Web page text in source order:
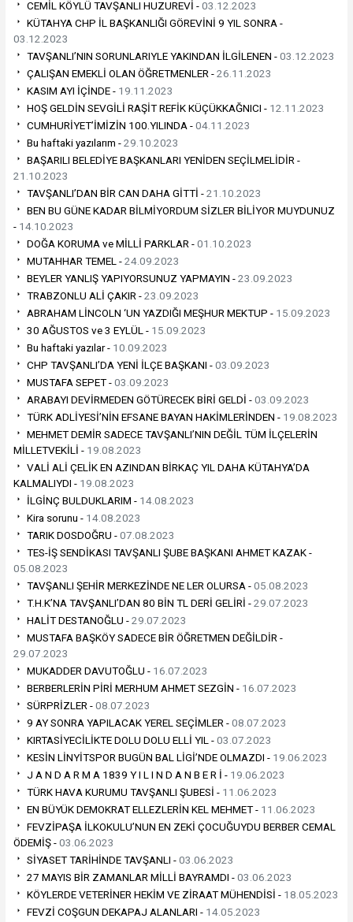
CEMİL KÖYLÜ TAVŞANLI HUZUREVİ -03.12.2023
KÜTAHYA CHP İL BAŞKANLIĞI GÖREVİNİ 9 YIL SONRA -
03.12.2023
TAVŞANLI’NIN SORUNLARIYLE YAKINDAN İLGİLENEN -03.12.2023
ÇALIŞAN EMEKLİ OLAN ÖĞRETMENLER -26.11.2023
KASIM AYI İÇİNDE - 19.11.2023
HOŞ GELDİN SEVGİLİ RAŞİT REFİK KÜÇÜKKAĞNICI - 12.11.2023
CUMHURİYET’İMİZİN 100.YILINDA -04.11.2023
Bu haftaki yazılarım -29.10.2023
BAŞARILI BELEDİYE BAŞKANLARI YENİDEN SEÇİLMELİDİR -
21.10.2023
TAVŞANLI’DAN BİR CAN DAHA GİTTİ -21.10.2023
BEN BU GÜNE KADAR BİLMİYORDUM SİZLER BİLİYOR MUYDUNUZ
- 14.10.2023
DOĞA KORUMA ve MİLLİ PARKLAR -01.10.2023
MUTAHHAR TEMEL -24.09.2023
BEYLER YANLIŞ YAPIYORSUNUZ YAPMAYIN -23.09.2023
TRABZONLU ALİ ÇAKIR -23.09.2023
ABRAHAM LİNCOLN ‘UN YAZDIĞI MEŞHUR MEKTUP - 15.09.2023
30 AĞUSTOS ve 3 EYLÜL - 15.09.2023
Bu haftaki yazılar - 10.09.2023
CHP TAVŞANLI’DA YENİ İLÇE BAŞKANI -03.09.2023
MUSTAFA SEPET -03.09.2023
ARABAYI DEVİRMEDEN GÖTÜRECEK BİRİ GELDİ -03.09.2023
TÜRK ADLİYESİ’NİN EFSANE BAYAN HAKİMLERİNDEN - 19.08.2023
MEHMET DEMİR SADECE TAVŞANLI’NIN DEĞİL TÜM İLÇELERİN
MİLLETVEKİLİ - 19.08.2023
VALİ ALİ ÇELİK EN AZINDAN BİRKAÇ YIL DAHA KÜTAHYA’DA
KALMALIYDI - 19.08.2023
İLGİNÇ BULDUKLARIM - 14.08.2023
Kira sorunu - 14.08.2023
TARIK DOSDOĞRU -07.08.2023
TES-İŞ SENDİKASI TAVŞANLI ŞUBE BAŞKANI AHMET KAZAK -
05.08.2023
TAVŞANLI ŞEHİR MERKEZİNDE NE LER OLURSA -05.08.2023
T.H.K’NA TAVŞANLI’DAN 80 BİN TL DERİ GELİRİ -29.07.2023
HALİT DESTANOĞLU -29.07.2023
MUSTAFA BAŞKÖY SADECE BİR ÖĞRETMEN DEĞİLDİR -
29.07.2023
MUKADDER DAVUTOĞLU - 16.07.2023
BERBERLERİN PİRİ MERHUM AHMET SEZGİN - 16.07.2023
SÜRPRİZLER -08.07.2023
9 AY SONRA YAPILACAK YEREL SEÇİMLER -08.07.2023
KIRTASİYECİLİKTE DOLU DOLU ELLİ YIL -03.07.2023
KESİN LİNYİTSPOR BUGÜN BAL LİGİ’NDE OLMAZDI - 19.06.2023
J A N D A R M A 1839 Y I L I N D A N B E R İ - 19.06.2023
TÜRK HAVA KURUMU TAVŞANLI ŞUBESİ - 11.06.2023
EN BÜYÜK DEMOKRAT ELLEZLERİN KEL MEHMET - 11.06.2023
FEVZİPAŞA İLKOKULU’NUN EN ZEKİ ÇOCUĞUYDU BERBER CEMAL
ÖDEMİŞ -03.06.2023
SİYASET TARİHİNDE TAVŞANLI -03.06.2023
27 MAYIS BİR ZAMANLAR MİLLİ BAYRAMDI -03.06.2023
KÖYLERDE VETERİNER HEKİM VE ZİRAAT MÜHENDİSİ - 18.05.2023
FEVZİ COŞGUN DEKAPAJ ALANLARI - 14.05.2023